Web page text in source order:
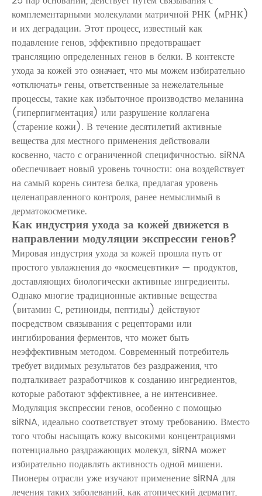
комплементарными молекулами матричной РНК (мРНК)
и их деградации. Этот процесс, известный как
подавление генов, эффективно предотвращает
трансляцию определенных генов в белки. В контексте
ухода за кожей это означает, что мы можем избирательно
«отключать» гены, ответственные за нежелательные
процессы, такие как избыточное производство меланина
(гиперпигментация) или разрушение коллагена
(старение кожи). В течение десятилетий активные
вещества для местного применения действовали
косвенно, часто с ограниченной специфичностью. siRNA
обеспечивает новый уровень точности: она воздействует
на самый корень синтеза белка, предлагая уровень
целенаправленного контроля, ранее немыслимый в
дерматокосметике.
Как индустрия ухода за кожей движется в
направлении модуляции экспрессии генов?
Мировая индустрия ухода за кожей прошла путь от
простого увлажнения до «космецевтики» — продуктов,
доставляющих биологически активные ингредиенты.
Однако многие традиционные активные вещества
(витамин С, ретиноиды, пептиды) действуют
посредством связывания с рецепторами или
ингибирования ферментов, что может быть
неэффективным методом. Современный потребитель
требует видимых результатов без раздражения, что
подталкивает разработчиков к созданию ингредиентов,
которые работают эффективнее, а не интенсивнее.
Модуляция экспрессии генов, особенно с помощью
siRNA, идеально соответствует этому требованию. Вместо
того чтобы насыщать кожу высокими концентрациями
потенциально раздражающих молекул, siRNA может
избирательно подавлять активность одной мишени.
Пионеры отрасли уже изучают применение siRNA для
лечения таких заболеваний, как атопический дерматит,